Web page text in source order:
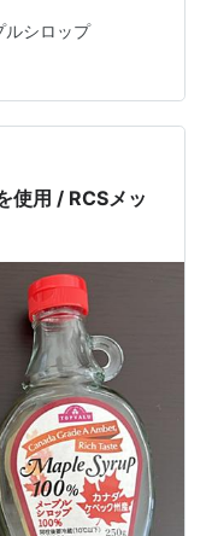
い。
』より
ってしまうこと
たが使っている
しれません。今回
の罠」を解説
安くて安全な「代
ルシロップ
使用 / RCSメッ